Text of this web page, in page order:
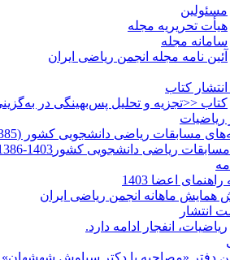
مسئولین
هیأت تحریریه مجله
سامانه مجله
آئین نامه مجله انجمن ریاضی ایران
کتاب
کتاب <<تجزیه و تحلیل پس‌بهینگی در
ریاضیات
مسابقات ریاضی دانشجویی کشور (1385-1352)
ریاضی دانشجویی کشور1403-1386
اعضا 1403
همایش ماهانه انجمن ریاضی ایران
انتشار
ریاضیات، انفجار ادامه دارد.
دفتر «مصاحبه با دکتر سیاوش شهشهان»